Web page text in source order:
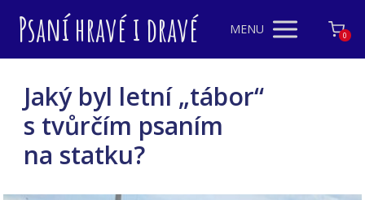
Psaní hravé i dravé MENU 0
Jaký byl letní „tábor“
s tvůrčím psaním
na statku?